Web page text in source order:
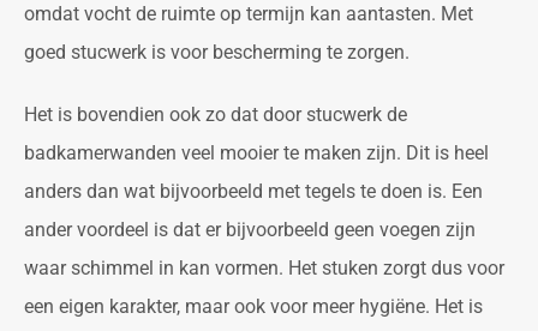
omdat vocht de ruimte op termijn kan aantasten. Met
goed stucwerk is voor bescherming te zorgen.
Het is bovendien ook zo dat door stucwerk de
badkamerwanden veel mooier te maken zijn. Dit is heel
anders dan wat bijvoorbeeld met tegels te doen is. Een
ander voordeel is dat er bijvoorbeeld geen voegen zijn
waar schimmel in kan vormen. Het stuken zorgt dus voor
een eigen karakter, maar ook voor meer hygiëne. Het is